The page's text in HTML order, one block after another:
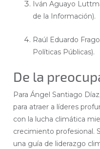
Iván Aguayo
de la Información).
Raúl Eduardo
Políticas Públicas).
De la
Para Ángel Santiago
para atraer a líderes
con la lucha climática
crecimiento profesional.
una guía de liderazgo